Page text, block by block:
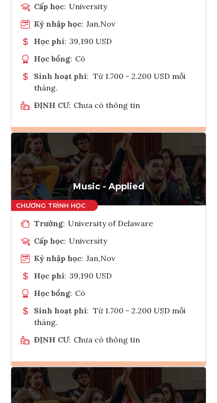
Cấp học: University
Kỳ nhập học: Jan,Nov
Học phí: 39,190 USD
Học bổng: Có
Sinh hoạt phí: Từ 1.700 - 2.200 USD mỗi
tháng.
ĐỊNH CƯ: Chưa có thông tin
Ghi danh
Tham vấn Interlink
Music - Applied
Trường: University of Delaware
Cấp học: University
Kỳ nhập học: Jan,Nov
Học phí: 39,190 USD
Học bổng: Có
Sinh hoạt phí: Từ 1.700 - 2.200 USD mỗi
tháng.
ĐỊNH CƯ: Chưa có thông tin
Ghi danh